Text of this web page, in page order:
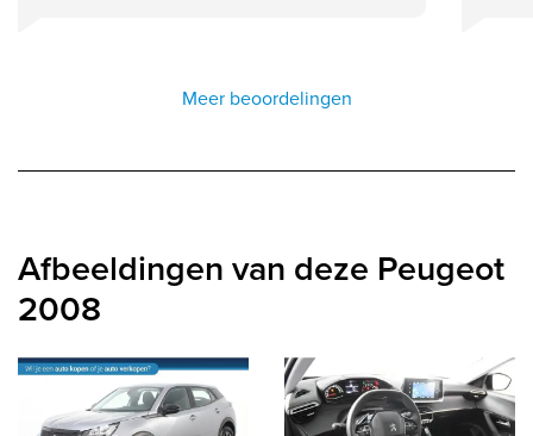
Meer beoordelingen
Afbeeldingen van deze Peugeot
2008